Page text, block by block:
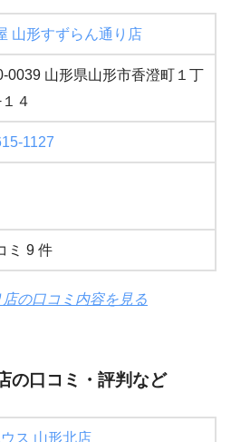
山形すずらん通り店
0039 山形県山形市香澄町１丁
４
1127
ミ 9 件
の口コミ内容を見る
の口コミ・評判など
ス 山形北店